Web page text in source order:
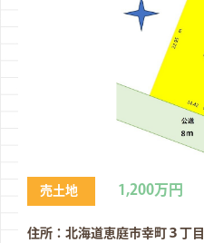
売土地 1,200万円
住所：北海道恵庭市幸町３丁⽬